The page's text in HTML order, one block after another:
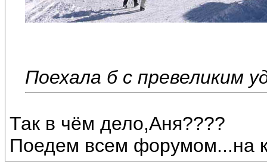
Поехала б с превеликим
Так в чём дело,Аня????
Поедем всем форумом...на